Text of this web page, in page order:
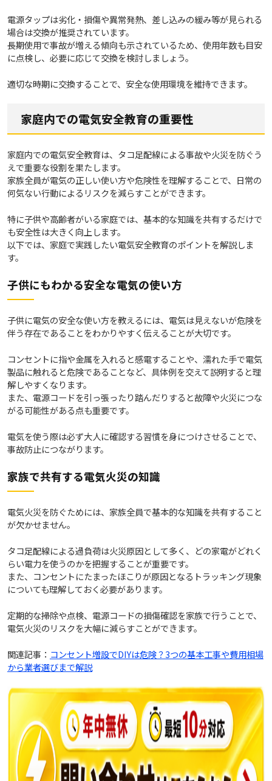
電源タップは劣化・損傷や異常発熱、差し込みの緩み等が見られる
場合は交換が推奨されています。
長期使用で事故が増える傾向も示されているため、使用年数も目安
に点検し、必要に応じて交換を検討しましょう。
適切な時期に交換することで、安全な使用環境を維持できます。
家庭内での電気安全教育の重要性
家庭内での電気安全教育は、タコ足配線による事故や火災を防ぐう
えで重要な役割を果たします。
家族全員が電気の正しい使い方や危険性を理解することで、日常の
何気ない行動によるリスクを減らすことができます。
特に子供や高齢者がいる家庭では、基本的な知識を共有するだけで
も安全性は大きく向上します。
以下では、家庭で実践したい電気安全教育のポイントを解説しま
す。
子供にもわかる安全な電気の使い方
子供に電気の安全な使い方を教えるには、電気は見えないが危険を
伴う存在であることをわかりやすく伝えることが大切です。
コンセントに指や金属を入れると感電することや、濡れた手で電気
製品に触れると危険であることなど、具体例を交えて説明すると理
解しやすくなります。
また、電源コードを引っ張ったり踏んだりすると故障や火災につな
がる可能性がある点も重要です。
電気を使う際は必ず大人に確認する習慣を身につけさせることで、
事故防止につながります。
家族で共有する電気火災の知識
電気火災を防ぐためには、家族全員で基本的な知識を共有すること
が欠かせません。
タコ足配線による過負荷は火災原因として多く、どの家電がどれく
らい電力を使うのかを把握することが重要です。
また、コンセントにたまったほこりが原因となるトラッキング現象
についても理解しておく必要があります。
定期的な掃除や点検、電源コードの損傷確認を家族で行うことで、
電気火災のリスクを大幅に減らすことができます。
関連記事： コンセント増設でDIYは危険？3つの基本工事や費用相場
から業者選びまで解説